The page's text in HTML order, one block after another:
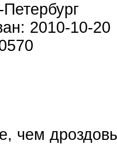
2010-10-20
чем